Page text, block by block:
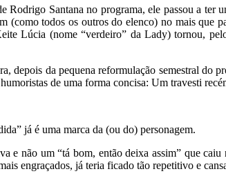
Rodrigo Santana no programa, ele passou a
(como todos os outros do elenco) no mais que
Lúcia (nome “verdeiro” da Lady) tornou,
depois da pequena reformulação semestral
de uma forma concisa: Um travesti
já é uma marca da (ou do) personagem.
e não um “tá bom, então deixa assim” que
engraçados, já teria ficado tão repetitivo e